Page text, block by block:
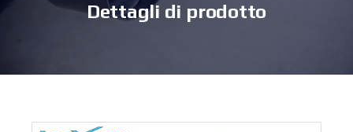
Dettagli di prodotto